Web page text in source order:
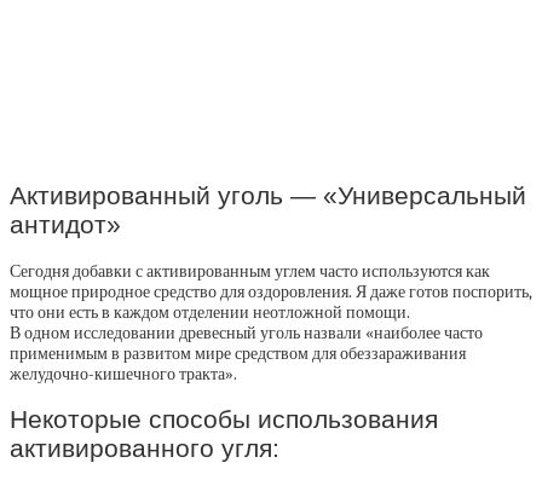
Активированный уголь — «Универсальный
антидот»
Сегодня добавки с активированным углем часто используются как
мощное природное средство для оздоровления. Я даже готов поспорить,
что они есть в каждом отделении неотложной помощи.
В одном исследовании древесный уголь назвали «наиболее часто
применимым в развитом мире средством для обеззараживания
желудочно-кишечного тракта».
Некоторые способы использования
активированного угля: